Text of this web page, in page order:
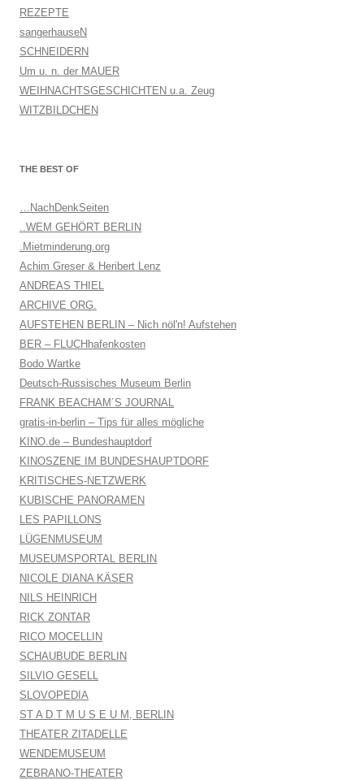
REZEPTE
sangerhauseN
SCHNEIDERN
Um u. n. der MAUER
WEIHNACHTSGESCHICHTEN u.a. Zeug
WITZBILDCHEN
THE BEST OF
…NachDenkSeiten
..WEM GEHÖRT BERLIN
.Mietminderung.org
Achim Greser & Heribert Lenz
ANDREAS THIEL
ARCHIVE ORG.
AUFSTEHEN BERLIN – Nich nöl'n! Aufstehen
BER – FLUCHhafenkosten
Bodo Wartke
Deutsch-Russisches Museum Berlin
FRANK BEACHAM´S JOURNAL
gratis-in-berlin – Tips für alles mögliche
KINO.de – Bundeshauptdorf
KINOSZENE IM BUNDESHAUPTDORF
KRITISCHES-NETZWERK
KUBISCHE PANORAMEN
LES PAPILLONS
LÜGENMUSEUM
MUSEUMSPORTAL BERLIN
NICOLE DIANA KÄSER
NILS HEINRICH
RICK ZONTAR
RICO MOCELLIN
SCHAUBUDE BERLIN
SILVIO GESELL
SLOVOPEDIA
ST A D T M U S E U M, BERLIN
THEATER ZITADELLE
WENDEMUSEUM
ZEBRANO-THEATER